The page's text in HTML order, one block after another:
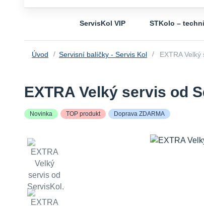
ServisKol VIP STKolo –
Úvod Servisní balíčky - Servis Kol EXTRA
EXTRA Velký servis od
Novinka TOP produkt Doprava ZDARMA